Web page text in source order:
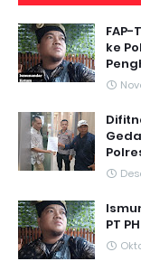
ke
PT